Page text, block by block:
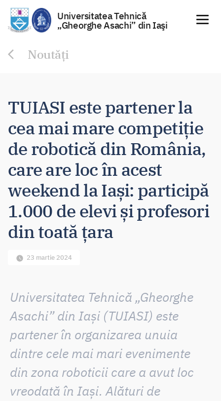
Universitatea Tehnică
„Gheorghe Asachi” din Iaşi
Noutăți
TUIASI este partener la
cea mai mare competiție
de robotică din România,
care are loc în acest
weekend la Iași: participă
1.000 de elevi și profesori
din toată țara
23 martie 2024
Universitatea Tehnică „Gheorghe
Asachi” din Iași (TUIASI) este
partener în organizarea unuia
dintre cele mai mari evenimente
din zona roboticii care a avut loc
vreodată în Iași. Alături de